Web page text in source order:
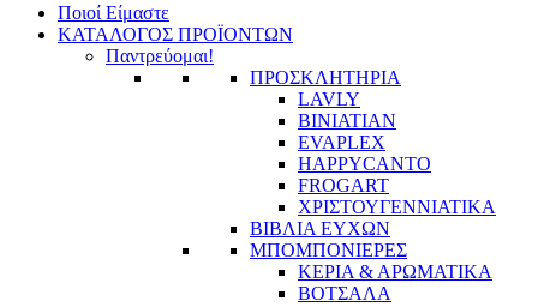
Ποιοί Είμαστε
ΚΑΤΑΛΟΓΟΣ ΠΡΟΪΟΝΤΩΝ
Παντρεύομαι!
ΠΡΟΣΚΛΗΤΗΡΙΑ
LAVLY
BINIATIAN
EVAPLEX
HAPPYCANTO
FROGART
ΧΡΙΣΤΟΥΓΕΝΝΙΑΤΙΚΑ
ΒΙΒΛΙΑ ΕΥΧΩΝ
ΜΠΟΜΠΟΝΙΕΡΕΣ
ΚΕΡΙΑ & ΑΡΩΜΑΤΙΚΑ
ΒΟΤΣΑΛΑ